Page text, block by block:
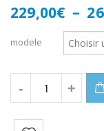
229,00€ –
modele